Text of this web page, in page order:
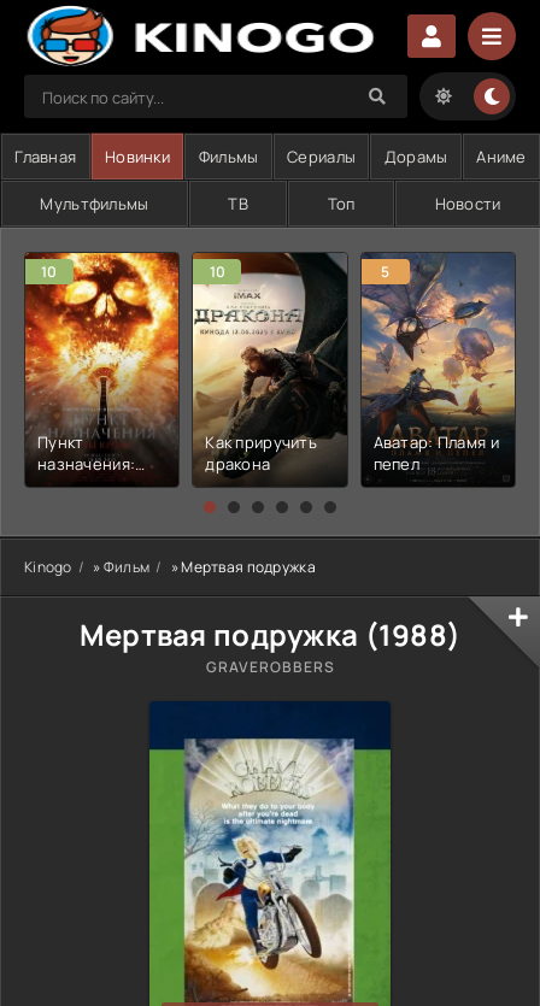
Главная Новинки Фильмы Сериалы Дорамы Аниме
Мультфильмы ТВ Топ Новости
10
Пункт
назначения:
Узы крови
10
Как приручить
дракона
5
Аватар: Пламя и
пепел
Kinogo »Фильм » Мертвая подружка
Мертвая подружка (1988)
GRAVEROBBERS